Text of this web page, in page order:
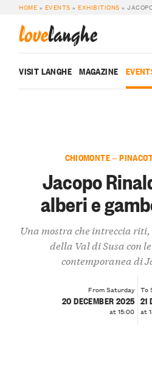
HOME » EVENTS »EXHIBITIONS »JACOPO
lovelanghe
VISIT LANGHE MAGAZINE
CHIOMONTE —
Jacopo
alberi e
Una mostra che intreccia
della Val di Susa con
contemporanea di
From Saturday
20 DECEMBER 2025
at 15:00
To
21
at